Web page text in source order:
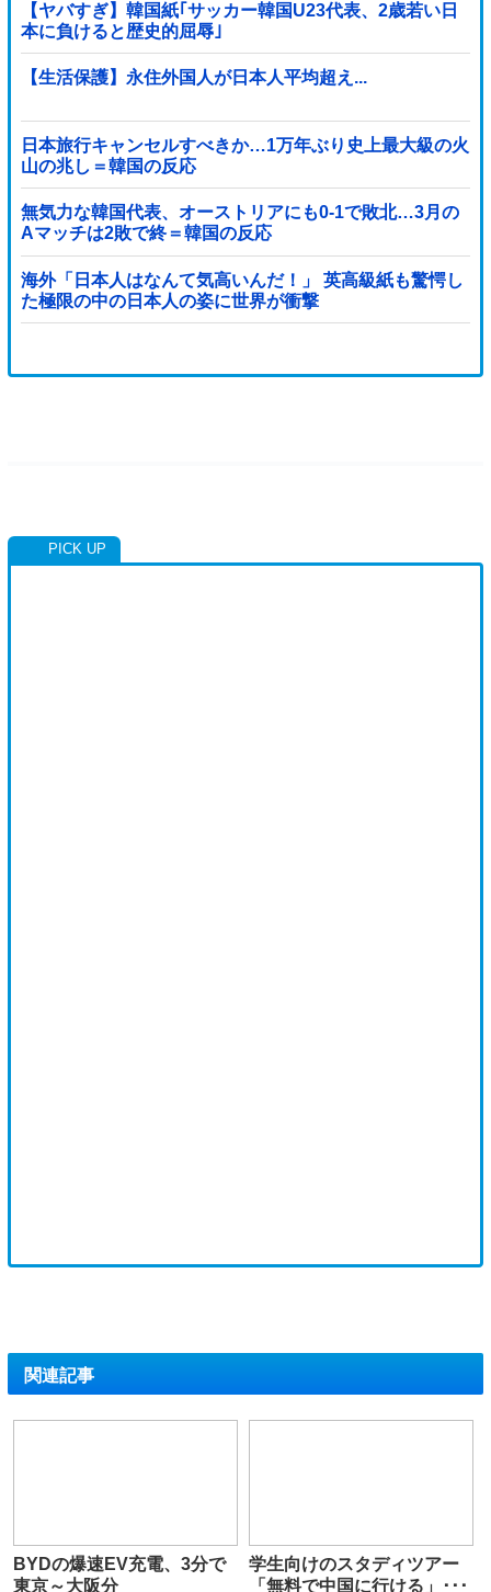
【ヤバすぎ】韓国紙｢サッカー韓国U23代表、2歳若い日
本に負けると歴史的屈辱｣
【生活保護】永住外国人が日本人平均超え...
日本旅行キャンセルすべきか…1万年ぶり史上最大級の火
山の兆し＝韓国の反応
無気力な韓国代表、オーストリアにも0-1で敗北…3月の
Aマッチは2敗で終＝韓国の反応
海外「日本人はなんて気高いんだ！」 英高級紙も驚愕し
た極限の中の日本人の姿に世界が衝撃
関連記事
BYDの爆速EV充電、3分で
東京～大阪分
学生向けのスタディツアー
「無料で中国に行ける」･･･